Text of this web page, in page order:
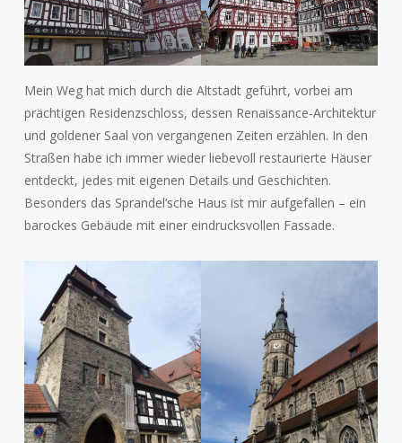
Mein Weg hat mich durch die Altstadt geführt, vorbei am
prächtigen Residenzschloss, dessen Renaissance-Architektur
und goldener Saal von vergangenen Zeiten erzählen. In den
Straßen habe ich immer wieder liebevoll restaurierte Häuser
entdeckt, jedes mit eigenen Details und Geschichten.
Besonders das Sprandel’sche Haus ist mir aufgefallen – ein
barockes Gebäude mit einer eindrucksvollen Fassade.